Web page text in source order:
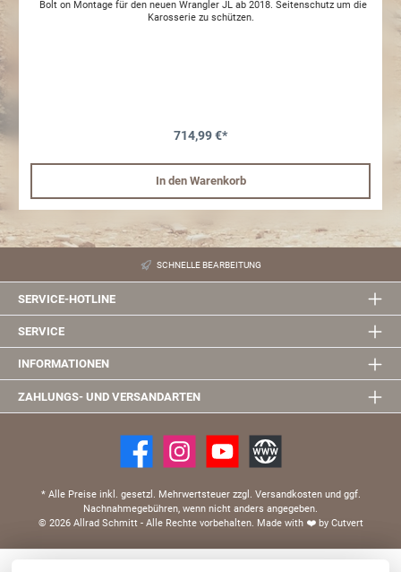
Bolt on Montage für den neuen Wrangler JL ab 2018. Seitenschutz um die
Karosserie zu schützen.
714,99 €*
In den Warenkorb
SCHNELLE BEARBEITUNG
SERVICE-HOTLINE
SERVICE
INFORMATIONEN
ZAHLUNGS- UND VERSANDARTEN
* Alle Preise inkl. gesetzl. Mehrwertsteuer zzgl. Versandkosten und ggf.
Nachnahmegebühren, wenn nicht anders angegeben.
© 2026 Allrad Schmitt - Alle Rechte vorbehalten. Made with ❤️by Cutvert